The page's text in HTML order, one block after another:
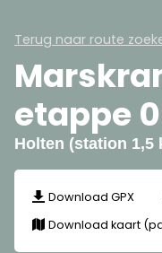
Terug naar route
etappe
Holten (station 1,5
Download GPX
Download kaart